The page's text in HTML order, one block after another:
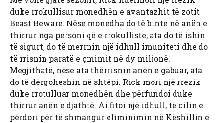
duke rrokullisur monedhën e avantazhit të zotit
Beast Beware. Nëse monedha do të binte në anën e
thirrur nga personi që e rrokulliste, ata do të ishin
të sigurt, do të merrnin një idhull imuniteti dhe do
të rrisnin paratë e çmimit në dy milionë.
Megjithatë, nëse ata thërrisnin anën e gabuar, ata
do të dërgoheshin në shtëpi. Rick mori një rrezik
duke rrotulluar monedhën dhe përfundoi duke
thirrur anën e djathtë. Ai fitoi një idhull, të cilin e
përdori për të shmangur eliminimin në Këshillin e